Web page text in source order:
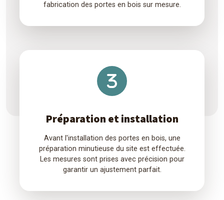
fabrication des portes en bois sur mesure.
Préparation et installation
Avant l'installation des portes en bois, une
préparation minutieuse du site est effectuée.
Les mesures sont prises avec précision pour
garantir un ajustement parfait.